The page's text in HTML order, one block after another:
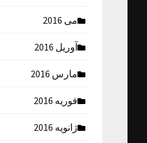
می 2016
آوریل 2016
مارس 2016
فوریه 2016
ژانویه 2016